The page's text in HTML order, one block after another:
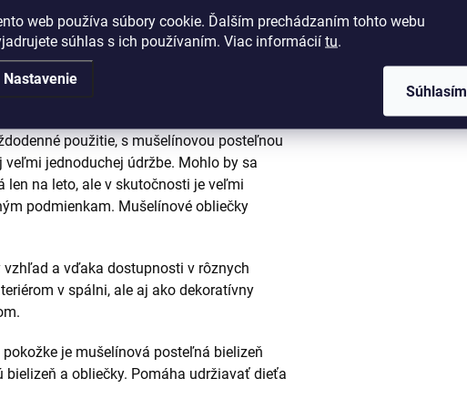
web používa súbory cookie. Ďalším prechádzaním tohto webu
súhlas s ich používaním. Viac informácií tu.
Nastavenie
Súhlasím
zipsovým uzáverom. Všívaný zips je dnes
posteľnej bielizne. Používame zipsový
z bielizne.
prestieradlá?
použitie, s mušelínovou posteľnou
jednoduchej údržbe. Mohlo by sa
len na leto, ale v skutočnosti je veľmi
podmienkam. Mušelínové obliečky
a vďaka dostupnosti v rôznych
v spálni, ale aj ako dekoratívny
je mušelínová posteľná bielizeň
a obliečky. Pomáha udržiavať dieťa